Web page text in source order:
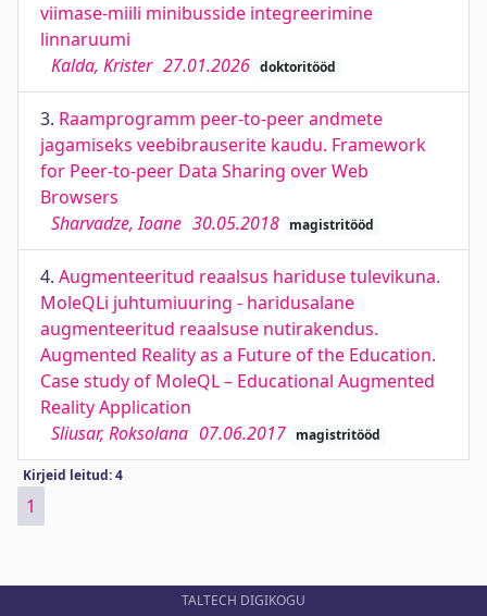
viimase-miili minibusside integreerimine
linnaruumi
Kalda, Krister 27.01.2026 doktoritööd
3. Raamprogramm peer-to-peer andmete
jagamiseks veebibrauserite kaudu. Framework
for Peer-to-peer Data Sharing over Web
Browsers
Sharvadze, Ioane 30.05.2018 magistritööd
4. Augmenteeritud reaalsus hariduse tulevikuna.
MoleQLi juhtumiuuring - haridusalane
augmenteeritud reaalsuse nutirakendus.
Augmented Reality as a Future of the Education.
Case study of MoleQL – Educational Augmented
Reality Application
Sliusar, Roksolana 07.06.2017 magistritööd
Kirjeid leitud: 4
1
TALTECH DIGIKOGU